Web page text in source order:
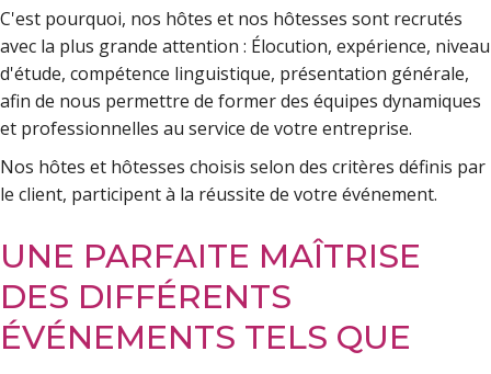
C'est pourquoi, nos hôtes et nos hôtesses sont recrutés
avec la plus grande attention : Élocution, expérience, niveau
d'étude, compétence linguistique, présentation générale,
afin de nous permettre de former des équipes dynamiques
et professionnelles au service de votre entreprise.
Nos hôtes et hôtesses choisis selon des critères définis par
le client, participent à la réussite de votre événement.
UNE PARFAITE MAÎTRISE
DES DIFFÉRENTS
ÉVÉNEMENTS TELS QUE